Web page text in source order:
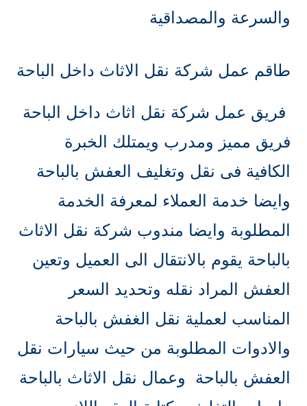
والسرعة والمصداقية
طاقم عمل شركة نقل الاثاث داخل الباحة
فريق عمل شركة نقل اثاث داخل الباحة
فريق مميز ومدرب ويمتلك الخبرة
الكافية فى نقل وتغليف العفش بالباحة
وايضا خدمة العملاء لمعرفة الخدمة
المطلوبة وايضا مندوب شركة نقل الاثاث
بالباحة يقوم بالانتقال الى العميل وتعين
العفش المراد نقله وتحديد السعر
المناسب لعملية نقل الغفش بالباحة
والادوات المطلوبة من حيث سيارات نقل
العفش بالباحة وعمال نقل الاثاث بالباحة